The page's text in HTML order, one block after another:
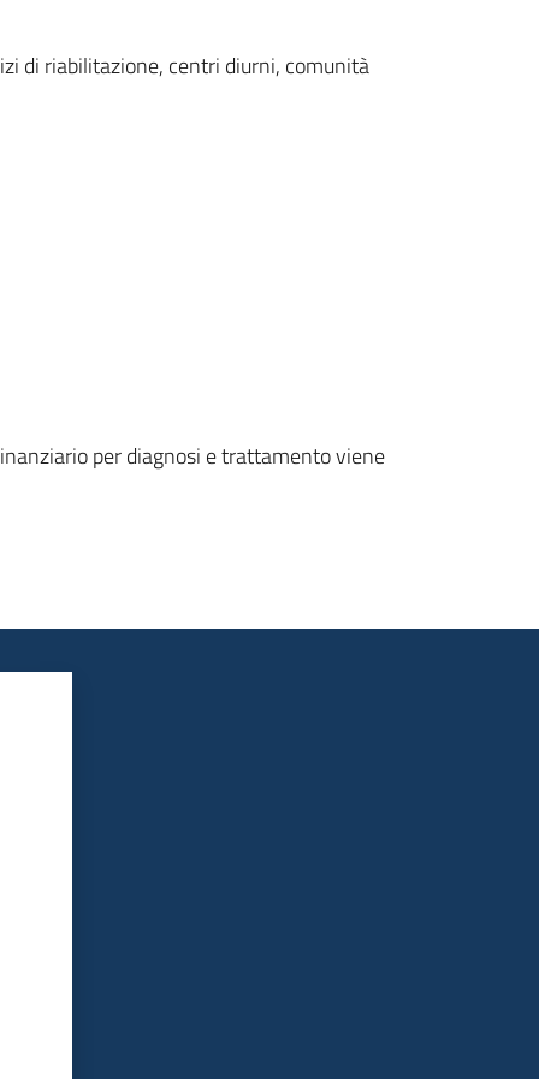
di riabilitazione, centri diurni, comunità
per diagnosi e trattamento viene